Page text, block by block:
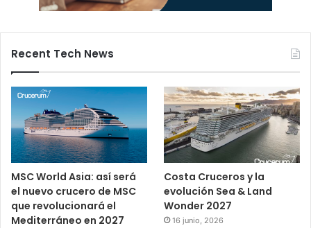
Recent Tech News
MSC World Asia: así será
el nuevo crucero de MSC
que revolucionará el
Mediterráneo en 2027
Costa Cruceros y la
evolución Sea & Land
Wonder 2027
16 junio, 2026